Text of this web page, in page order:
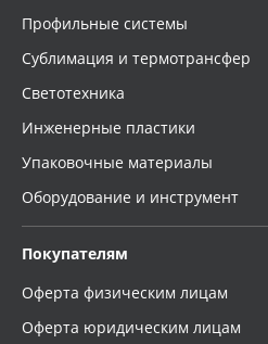
Профильные системы
Сублимация и термотрансфер
Светотехника
Инженерные пластики
Упаковочные материалы
Оборудование и инструмент
Покупателям
Оферта физическим лицам
Оферта юридическим лицам